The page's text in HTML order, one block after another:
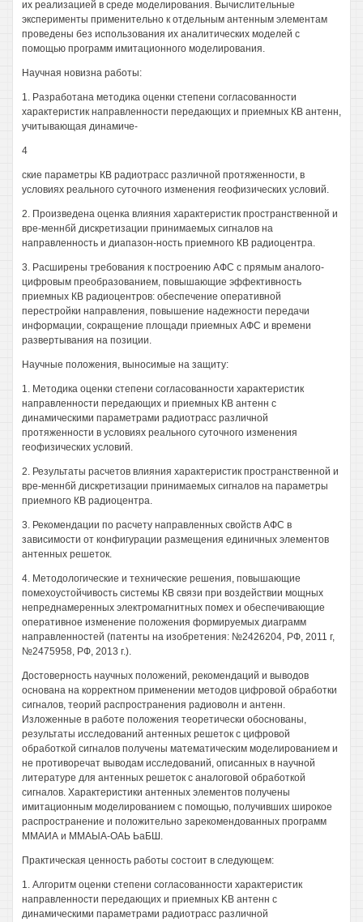
их реализацией в среде моделирования. Вычислительные
эксперименты применительно к отдельным антенным элементам
проведены без использования их аналитических моделей с
помощью программ имитационного моделирования.
Научная новизна работы:
1. Разработана методика оценки степени согласованности
характеристик направленности передающих и приемных КВ антенн,
учитывающая динамиче-
4
ские параметры КВ радиотрасс различной протяженности, в
условиях реального суточного изменения геофизических условий.
2. Произведена оценка влияния характеристик пространственной и
вре-меннбй дискретизации принимаемых сигналов на
направленность и диапазон-ность приемного КВ радиоцентра.
3. Расширены требования к построению АФС с прямым аналого-
цифровым преобразованием, повышающие эффективность
приемных КВ радиоцентров: обеспечение оперативной
перестройки направления, повышение надежности передачи
информации, сокращение площади приемных АФС и времени
развертывания на позиции.
Научные положения, выносимые на защиту:
1. Методика оценки степени согласованности характеристик
направленности передающих и приемных КВ антенн с
динамическими параметрами радиотрасс различной
протяженности в условиях реального суточного изменения
геофизических условий.
2. Результаты расчетов влияния характеристик пространственной и
вре-меннбй дискретизации принимаемых сигналов на параметры
приемного КВ радиоцентра.
3. Рекомендации по расчету направленных свойств АФС в
зависимости от конфигурации размещения единичных элементов
антенных решеток.
4. Методологические и технические решения, повышающие
помехоустойчивость системы КВ связи при воздействии мощных
непреднамеренных электромагнитных помех и обеспечивающие
оперативное изменение положения формируемых диаграмм
направленностей (патенты на изобретения: №2426204, РФ, 2011 г,
№2475958, РФ, 2013 г.).
Достоверность научных положений, рекомендаций и выводов
основана на корректном применении методов цифровой обработки
сигналов, теорий распространения радиоволн и антенн.
Изложенные в работе положения теоретически обоснованы,
результаты исследований антенных решеток с цифровой
обработкой сигналов получены математическим моделированием и
не противоречат выводам исследований, описанных в научной
литературе для антенных решеток с аналоговой обработкой
сигналов. Характеристики антенных элементов получены
имитационным моделированием с помощью, получивших широкое
распространение и положительно зарекомендованных программ
ММАИА и ММАЫА-ОАЬ ЬаБШ.
Практическая ценность работы состоит в следующем:
1. Алгоритм оценки степени согласованности характеристик
направленности передающих и приемных KB антенн с
динамическими параметрами радиотрасс различной